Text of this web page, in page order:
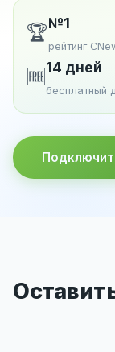
🏆№1
рейтинг
🆓14 дней
бесплатный